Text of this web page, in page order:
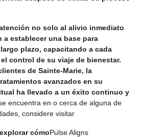
no solo al alivio inmediato
establecer una base para
plazo, capacitando a cada
control de su viaje de bienestar.
de Sainte-Marie, la
avanzados en su
ha llevado a un éxito continuo y
encuentra en o cerca de alguna de
considere visitar
cómoPulse Aligns